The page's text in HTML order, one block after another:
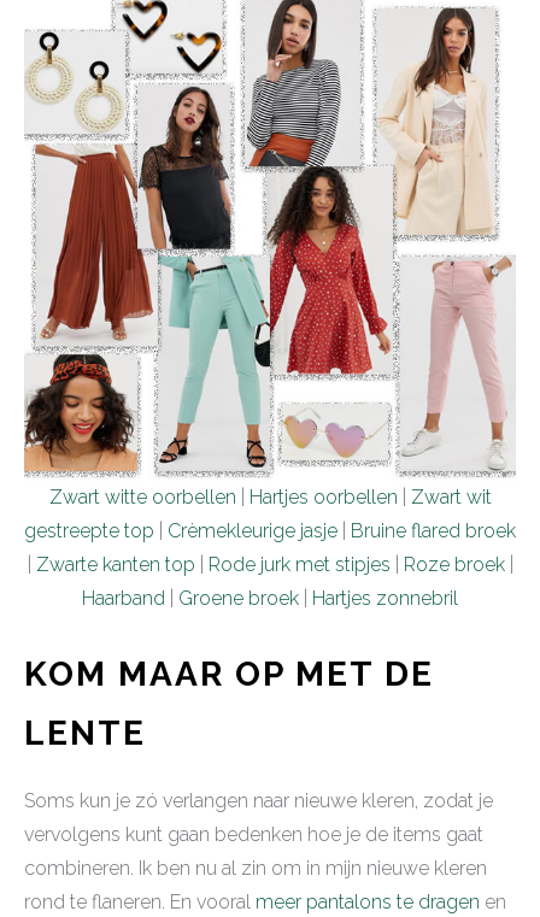
Zwart witte oorbellen Hartjes oorbellen
Zwart wit
gestreepte top
Crèmekleurige jasje
Bruine flared broek
Zwarte kanten top Rode jurk met stipjes Roze broek|
Haarband
Groene broek Hartjes zonnebril
KOM MAAR OP MET DE
LENTE
Soms kun je zó verlangen naar nieuwe kleren, zodat je
vervolgens kunt gaan bedenken hoe je de items gaat
combineren. Ik ben nu al zin om in mijn nieuwe kleren
rond te flaneren. En vooral meer pantalons te dragen en